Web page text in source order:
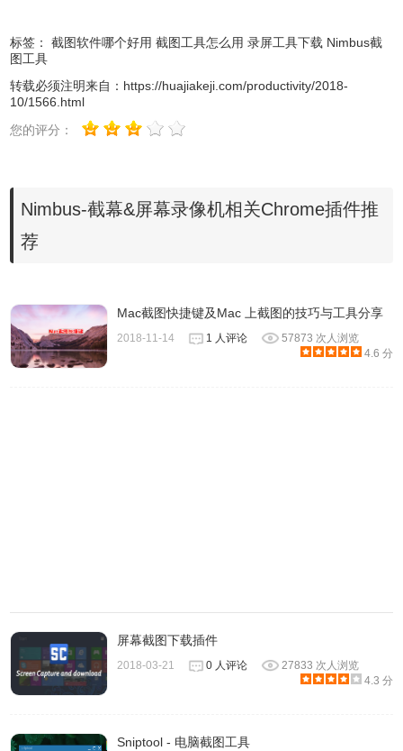
快速指南：
https://everhelper.desk.com/customer/portal/articles/1180411-
nimbus-screenshot---quick-guide
★★★★★★
Screenshot
★★★★★★
错误和建议：
category=4925
标签： 截图软件哪个好用 截图工具怎么用 录屏工具下载 Nimbus截
图工具
转载必须注明来自： https://huajiakeji.com/productivity/2018-
10/1566.html
您的评分：
Nimbus-截幕&屏幕录像机相关Chrome插件推
荐
Mac截图快捷键及Mac 上截图的技巧与工具分享
2018-11-14 1 人评论
57873 次人浏览
4.6 分
屏幕截图下载插件
2018-03-21 0 人评论
27833 次人浏览
4.3 分
Sniptool - 电脑截图工具